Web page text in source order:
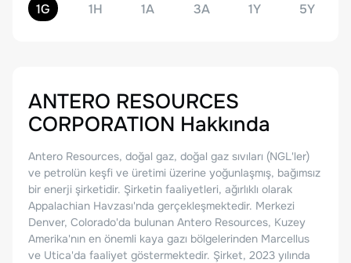
1G 1H 1A 3A 1Y 5Y
ANTERO RESOURCES
CORPORATION Hakkında
Antero Resources, doğal gaz, doğal gaz sıvıları (NGL'ler)
ve petrolün keşfi ve üretimi üzerine yoğunlaşmış, bağımsız
bir enerji şirketidir. Şirketin faaliyetleri, ağırlıklı olarak
Appalachian Havzası'nda gerçekleşmektedir. Merkezi
Denver, Colorado'da bulunan Antero Resources, Kuzey
Amerika'nın en önemli kaya gazı bölgelerinden Marcellus
ve Utica'da faaliyet göstermektedir. Şirket, 2023 yılında